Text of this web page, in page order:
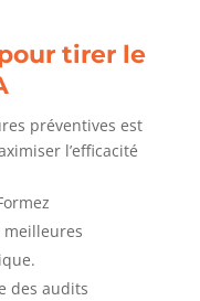
tirer le
préventives est
l’efficacité
meilleures
des audits